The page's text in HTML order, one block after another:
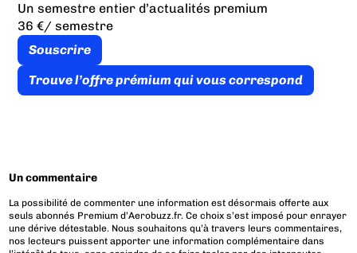
Un semestre entier d’actualités premium
36 €/ semestre
Souscrire
Trouve l’offre prémium qui vous correspond
Un commentaire
La possibilité de commenter une information est désormais offerte aux
seuls abonnés Premium d’Aerobuzz.fr. Ce choix s’est imposé pour enrayer
une dérive détestable. Nous souhaitons qu’à travers leurs commentaires,
nos lecteurs puissent apporter une information complémentaire dans